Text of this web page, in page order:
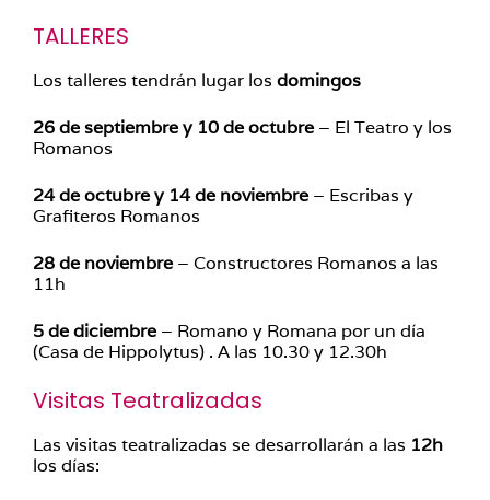
TALLERES
Los talleres tendrán lugar los domingos
26 de septiembre y 10 de octubre – El Teatro y los
Romanos
24 de octubre y 14 de noviembre – Escribas y
Grafiteros Romanos
28 de noviembre – Constructores Romanos a las
11h
5 de diciembre – Romano y Romana por un día
(Casa de Hippolytus) . A las 10.30 y 12.30h
Visitas Teatralizadas
Las visitas teatralizadas se desarrollarán a las 12h
los días: